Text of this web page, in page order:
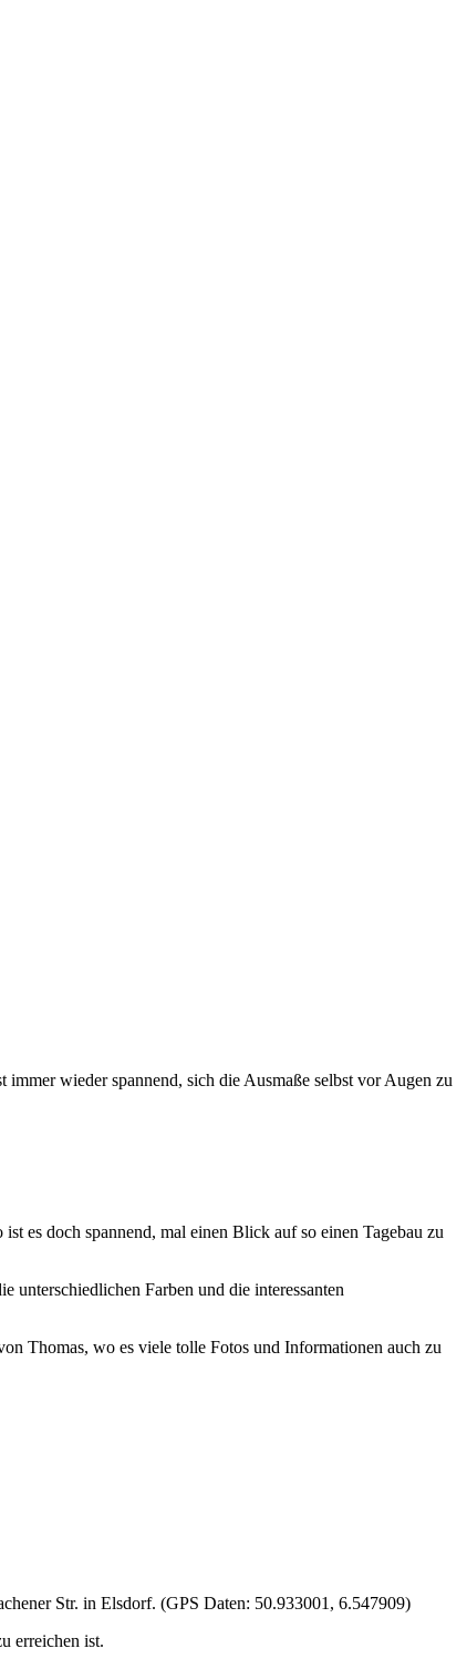
wieder spannend, sich die Ausmaße selbst vor Augen zu
es doch spannend, mal einen Blick auf so einen Tagebau zu
unterschiedlichen Farben und die interessanten
Thomas, wo es viele tolle Fotos und Informationen auch zu
Str. in Elsdorf. (GPS Daten: 50.933001, 6.547909)
erreichen ist.